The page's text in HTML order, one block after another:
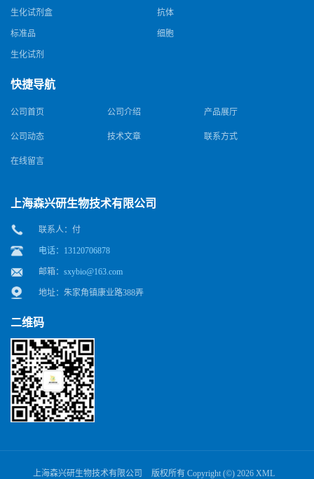
生化试剂盒 抗体
标准品 细胞
生化试剂
快捷导航
公司首页 公司介绍 产品展厅
公司动态 技术文章 联系方式
在线留言
上海森兴研生物技术有限公司
联系人：付
电话：13120706878
邮箱： sxybio@163.com
地址：朱家角镇康业路388弄
二维码
上海森兴研生物技术有限公司 版权所有 Copyright (©) 2026 XML